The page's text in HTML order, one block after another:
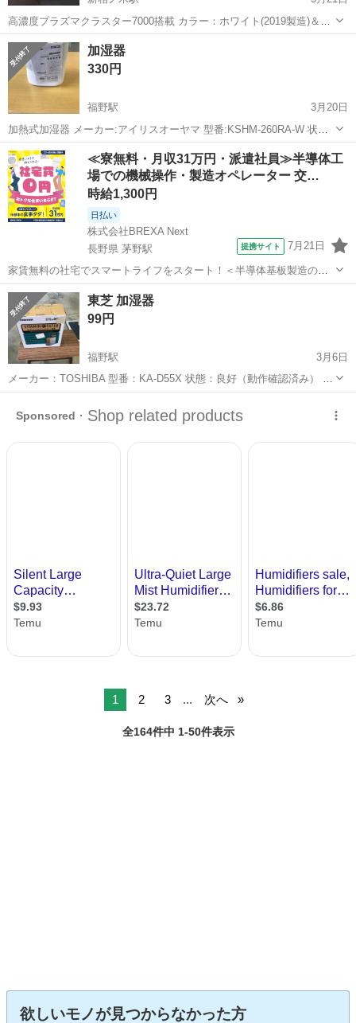
高濃度プラズマクラスター7000搭載 カラー：ホワイト(2019製造)＆ピ
ンク(2021製造) 通電確認しました 現状渡しとなります 清掃及びフィル
富山 中新川郡 新相ノ木駅
加湿器
330円
福野駅
3月20日
加熱式加湿器 メーカー:アイリスオーヤマ 型番:KSHM-260RA-W 状態:
最良 カラー:ホワイト ご覧いただきまして、誠にありがとうございま
す。 当商品につきましては、店舗でのみ販売しております。 ...
富山 南砺市 福野駅 季節、空調家電 店舗
≪寮無料・月収31万円・派遣社員≫半導体工
場での機械操作・製造オペレーター 交…
時給1,300円
日払い
株式会社BREXA Next
長野県 茅野駅
提携サイト 7月21日
家賃無料の社宅でスマートライフをスタート！＜半導体基板製造の機
械操作・検査＞ランチ代もかからないオトクな職場◎／稼ぎもしっか
り！月収例31万円／長野県茅野市 半導体基板の製造・検査 クリーンル
ーム内で、半導体基板の製造や検...
長野 茅野市 茅野駅 その他
東芝 加湿器
99円
福野駅
3月6日
メーカー：TOSHIBA 型番：KA-D55X 状態：良好（動作確認済み） カ
ラー：エリートグリーン 年式：2004年製 ご覧いただきまして、誠に
ありがとうございます。 当商品につきましては、店舗での...
1 2 3 ... 次へ
全164件中 1-50件表示
欲しいモノが見つからなかった方